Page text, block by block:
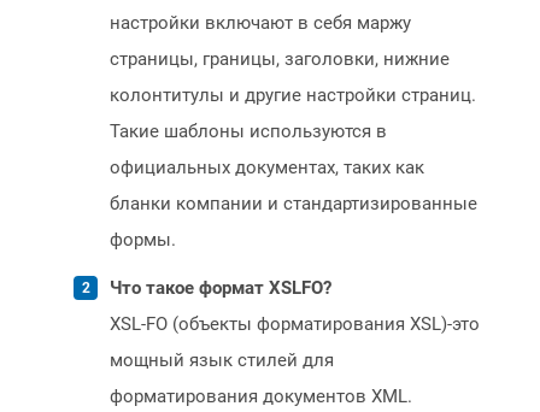
настройки включают в себя маржу
страницы, границы, заголовки, нижние
колонтитулы и другие настройки страниц.
Такие шаблоны используются в
официальных документах, таких как
бланки компании и стандартизированные
формы.
Что такое формат XSLFO?
XSL-FO (объекты форматирования XSL)-это
мощный язык стилей для
форматирования документов XML.